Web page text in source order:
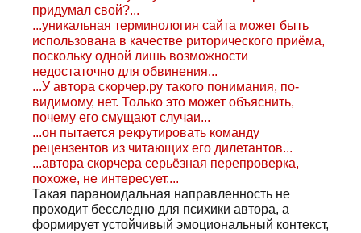
придумал свой?...
...уникальная терминология сайта может быть
использована в качестве риторического приёма,
поскольку одной лишь возможности
недостаточно для обвинения...
...У автора скорчер.ру такого понимания, по-
видимому, нет. Только это может объяснить,
почему его смущают случаи...
...он пытается рекрутировать команду
рецензентов из читающих его дилетантов...
...автора скорчера серьёзная перепроверка,
похоже, не интересует....
Такая параноидальная направленность не
проходит бесследно для психики автора, а
формирует устойчивый эмоциональный контекст,